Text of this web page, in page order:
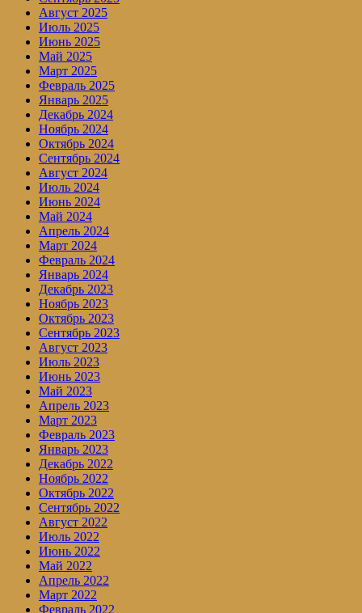
Август 2025
Июль 2025
Июнь 2025
Май 2025
Март 2025
Февраль 2025
Январь 2025
Декабрь 2024
Ноябрь 2024
Октябрь 2024
Сентябрь 2024
Август 2024
Июль 2024
Июнь 2024
Май 2024
Апрель 2024
Март 2024
Февраль 2024
Январь 2024
Декабрь 2023
Ноябрь 2023
Октябрь 2023
Сентябрь 2023
Август 2023
Июль 2023
Июнь 2023
Май 2023
Апрель 2023
Март 2023
Февраль 2023
Январь 2023
Декабрь 2022
Ноябрь 2022
Октябрь 2022
Сентябрь 2022
Август 2022
Июль 2022
Июнь 2022
Май 2022
Апрель 2022
Март 2022
Февраль 2022